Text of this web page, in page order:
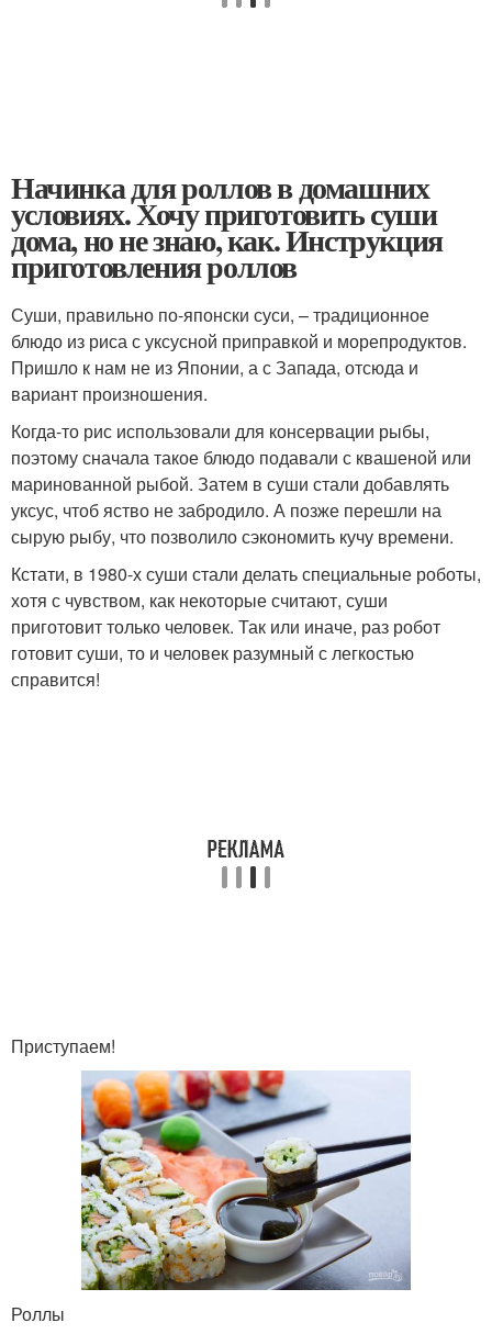
Начинка для роллов в домашних
условиях. Хочу приготовить суши
дома, но не знаю, как. Инструкция
приготовления роллов
Суши, правильно по-японски суси, – традиционное
блюдо из риса с уксусной приправкой и морепродуктов.
Пришло к нам не из Японии, а с Запада, отсюда и
вариант произношения.
Когда-то рис использовали для консервации рыбы,
поэтому сначала такое блюдо подавали с квашеной или
маринованной рыбой. Затем в суши стали добавлять
уксус, чтоб яство не забродило. А позже перешли на
сырую рыбу, что позволило сэкономить кучу времени.
Кстати, в 1980-х суши стали делать специальные роботы,
хотя с чувством, как некоторые считают, суши
приготовит только человек. Так или иначе, раз робот
готовит суши, то и человек разумный с легкостью
справится!
Приступаем!
Роллы